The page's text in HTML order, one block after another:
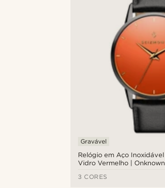
Relógio em Aço Inoxidável
Vidro Vermelho | Onknown
Gravável
3 CORES